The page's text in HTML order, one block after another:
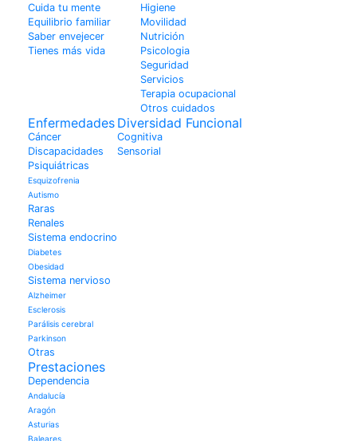
Cuida tu mente
Equilibrio familiar
Saber envejecer
Tienes más vida
Higiene
Movilidad
Nutrición
Psicologia
Seguridad
Servicios
Terapia ocupacional
Otros cuidados
Enfermedades
Cáncer
Discapacidades
Psiquiátricas
Esquizofrenia
Autismo
Raras
Renales
Sistema endocrino
Diabetes
Obesidad
Sistema nervioso
Alzheimer
Esclerosis
Parálisis cerebral
Parkinson
Otras
Diversidad Funcional
Cognitiva
Sensorial
Prestaciones
Dependencia
Andalucía
Aragón
Asturias
Baleares